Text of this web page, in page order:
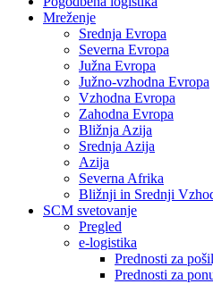
Mreženje
Srednja Evropa
Severna Evropa
Južna Evropa
Južno-vzhodna Evropa
Vzhodna Evropa
Zahodna Evropa
Bližnja Azija
Srednja Azija
Azija
Severna Afrika
Bližnji in Srednji
SCM svetovanje
Pregled
e-logistika
Prednosti za
Prednosti za